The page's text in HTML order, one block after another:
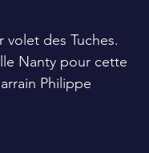
des Tuches.
Nanty pour cette
Philippe